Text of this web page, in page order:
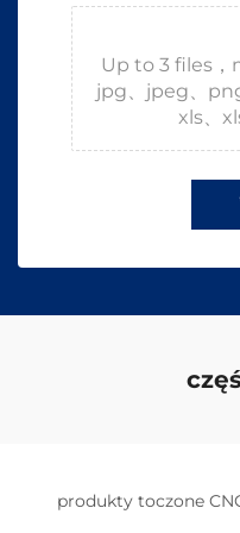
Up to 3 files
jpg、jpeg、
xls、
produkty toczone